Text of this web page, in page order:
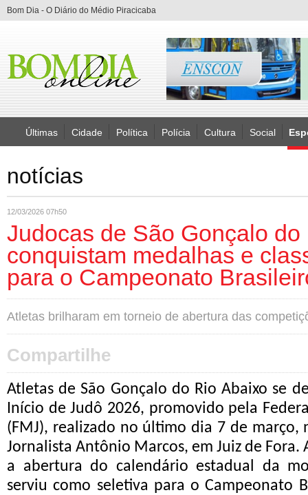
Bom Dia - O Diário do Médio Piracicaba
Últimas Cidade Política Polícia Cultura Social
notícias
12/03/2026 07h50
Judocas de São Gonçalo do
conquistam medalhas e
para o Campeonato
Atletas brilharam em torneio de abertura das
Compartilhe
Atletas de São Gonçalo do Rio Abaixo se
Início de Judô 2026, promovido pela
(FMJ), realizado no último dia 7 de março,
Jornalista Antônio Marcos, em Juiz de Fora.
a abertura do calendário estadual da
serviu como seletiva para o Campeonato